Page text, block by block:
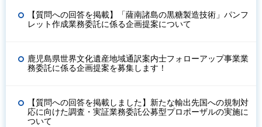
【質問への回答を掲載】「薩南諸島の黒糖製造技術」パンフ
レット作成業務委託に係る企画提案について
鹿児島県世界文化遺産地域通訳案内士フォローアップ事業業
務委託に係る企画提案を募集します！
【質問への回答を掲載しました】新たな輸出先国への規制対
応に向けた調査・実証業務委託公募型プロポーザルの実施に
ついて